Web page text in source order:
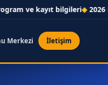
ve kayıt bilgileri 2026
Merkezi İletişim